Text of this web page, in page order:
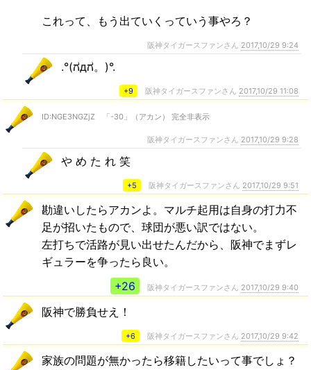
これって、もう出ていくっていう事やろ？
阪神タイガースファンさん 2017,10/29 9:24
.°(ಗдಗ。)°.
+9 阪神タイガースファンさん 2017,10/29 11:08
ID:NGE3NGZjZ 「-30」（アカン） 完全非表示
阪神タイガースファンさん 2017,10/29 9:28
や め た れ 笑
+5 阪神タイガースファンさん 2017,10/29 9:51
勘違いしたらアカンよ。マルチ起用は自身の打力不
足が招いたもので、球団が悪い訳ではない。
左打ちで活路が見い出せたんだから、阪神でまずレ
ギュラーを争ったら良い。
+26
阪神タイガースファンさん 2017,10/29 9:40
阪神で勝負せえ！
+6 阪神タイガースファンさん 2017,10/29 9:42
家族の問題が無かったら移籍したいって事でしょ？